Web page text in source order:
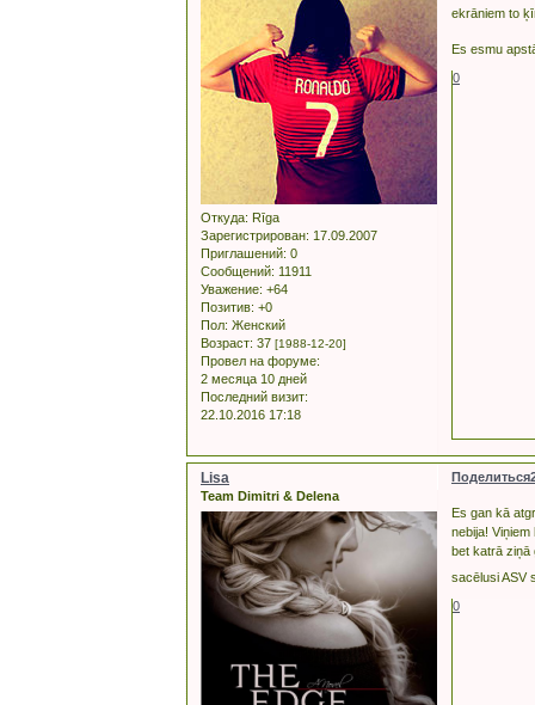
Откуда: Rīga
Зарегистрирован: 17.09.2007
Приглашений: 0
Сообщений: 11911
Уважение: +64
Позитив: +0
Пол: Женский
Возраст: 37 [1988-12-20]
Провел на форуме:
2 месяца 10 дней
Последний визит:
22.10.2016 17:18
ekrāniem to
Es esmu
0
Поделиться
Lisa
Team Dimitri & Delena
Es gan kā
nebija!
bet katrā ziņā
sacēlusi ASV
0